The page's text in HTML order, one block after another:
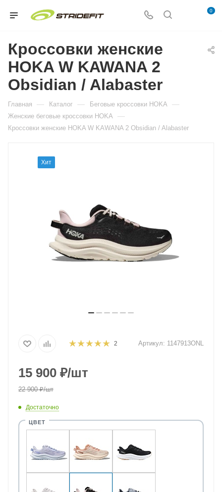
0
Кроссовки женские
HOKA W KAWANA 2
Obsidian / Alabaster
Главная — Каталог — Беговые кроссовки HOKA —
Женские беговые кроссовки HOKA —
Кроссовки женские HOKA W KAWANA 2 Obsidian / Alabaster
Хит
2 Артикул: 1147913ONL
15 900 ₽/шт
22 900₽/шт
Достаточно